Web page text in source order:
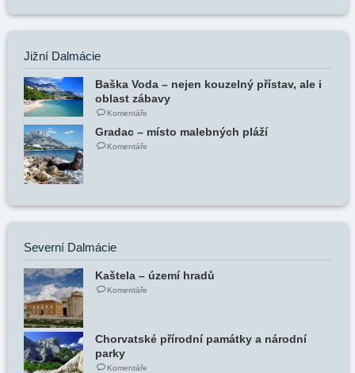
Jižní Dalmácie
Baška Voda – nejen kouzelný přístav, ale i
oblast zábavy
Komentáře
Gradac – místo malebných pláží
Komentáře
Severní Dalmácie
Kaštela – území hradů
Komentáře
Chorvatské přírodní památky a národní
parky
Komentáře